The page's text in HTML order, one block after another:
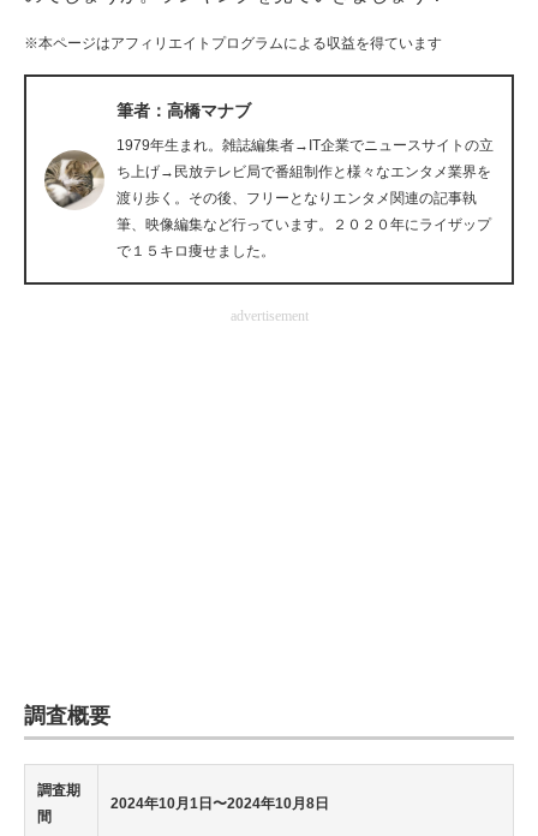
エレクトロニクス専門サイト
電子設計の基本と応用
エネルギーの専門メディア
建設×テクノロジーの最前線
ちょっと気になるネットの話題
※本ページはアフィリエイトプログラムによる収益を得ています
筆者：高橋マナブ
1979年生まれ。雑誌編集者→IT企業でニュースサイトの立
ち上げ→民放テレビ局で番組制作と様々なエンタメ業界を
渡り歩く。その後、フリーとなりエンタメ関連の記事執
筆、映像編集など行っています。２０２０年にライザップ
で１５キロ痩せました。
advertisement
調査概要
調査期
間
2024年10月1日〜2024年10月8日